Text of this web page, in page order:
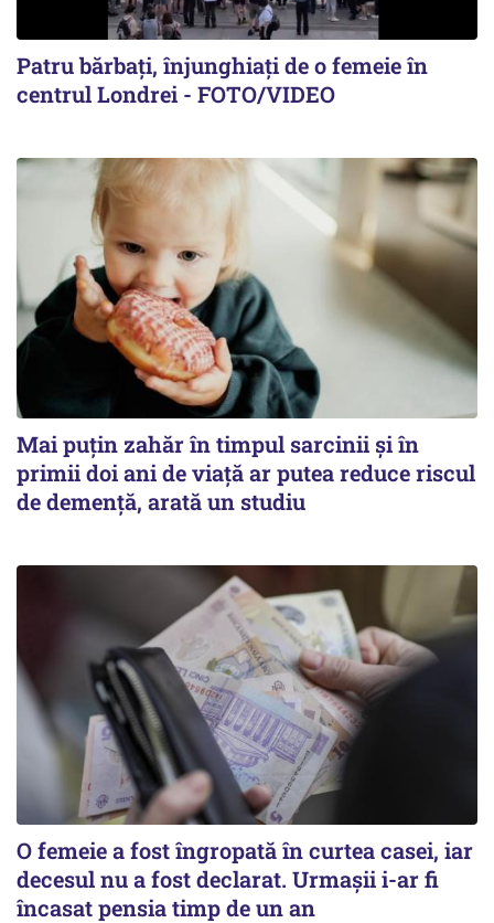
Patru bărbați, înjunghiați de o femeie în
centrul Londrei - FOTO/VIDEO
Mai puțin zahăr în timpul sarcinii și în
primii doi ani de viață ar putea reduce riscul
de demență, arată un studiu
O femeie a fost îngropată în curtea casei, iar
decesul nu a fost declarat. Urmașii i-ar fi
încasat pensia timp de un an